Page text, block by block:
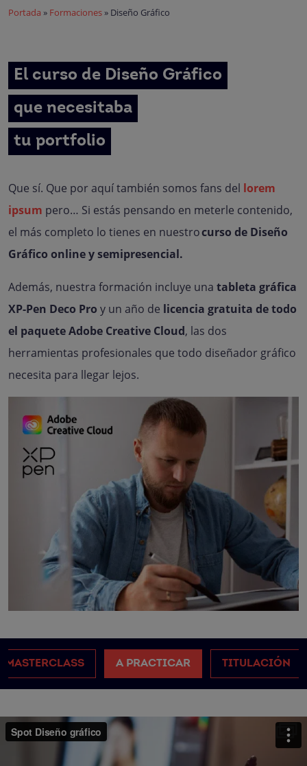
Portada » Formaciones » Diseño Gráfico
El curso de Diseño Gráfico
que necesitaba
tu portfolio
Que sí. Que por aquí también somos fans del lorem
ipsum pero… Si estás pensando en meterle contenido,
el más completo lo tienes en nuestrocurso de Diseño
Gráfico online y semipresencial.
Además, nuestra formación incluye una tableta gráfica
XP-Pen Deco Pro y un año de licencia gratuita de todo
el paquete Adobe Creative Cloud, las dos
herramientas profesionales que todo diseñador gráfico
necesita para llegar lejos.
MASTERCLASS A PRACTICAR TITULACIÓN